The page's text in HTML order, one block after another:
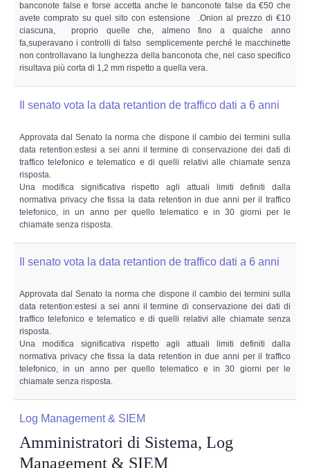
banconote false e forse accetta anche le banconote false da €50 che
avete comprato su quel sito con estensione .Onion al prezzo di €10
ciascuna, proprio quelle che, almeno fino a qualche anno
fa,superavano i controlli di falso semplicemente perché le macchinette
non controllavano la lunghezza della banconota che, nel caso specifico
risultava più corta di 1,2 mm rispetto a quella vera.
Il senato vota la data retantion de traffico dati a 6 anni
Approvata dal Senato la norma che dispone il cambio dei termini sulla
data retention:estesi a sei anni il termine di conservazione dei dati di
traffico telefonico e telematico e di quelli relativi alle chiamate senza
risposta.
Una modifica significativa rispetto agli attuali limiti definiti dalla
normativa privacy che fissa la data retention in due anni per il traffico
telefonico, in un anno per quello telematico e in 30 giorni per le
chiamate senza risposta.
Il senato vota la data retantion de traffico dati a 6 anni
Approvata dal Senato la norma che dispone il cambio dei termini sulla
data retention:estesi a sei anni il termine di conservazione dei dati di
traffico telefonico e telematico e di quelli relativi alle chiamate senza
risposta.
Una modifica significativa rispetto agli attuali limiti definiti dalla
normativa privacy che fissa la data retention in due anni per il traffico
telefonico, in un anno per quello telematico e in 30 giorni per le
chiamate senza risposta.
Log Management & SIEM
Amministratori di Sistema, Log
Management & SIEM